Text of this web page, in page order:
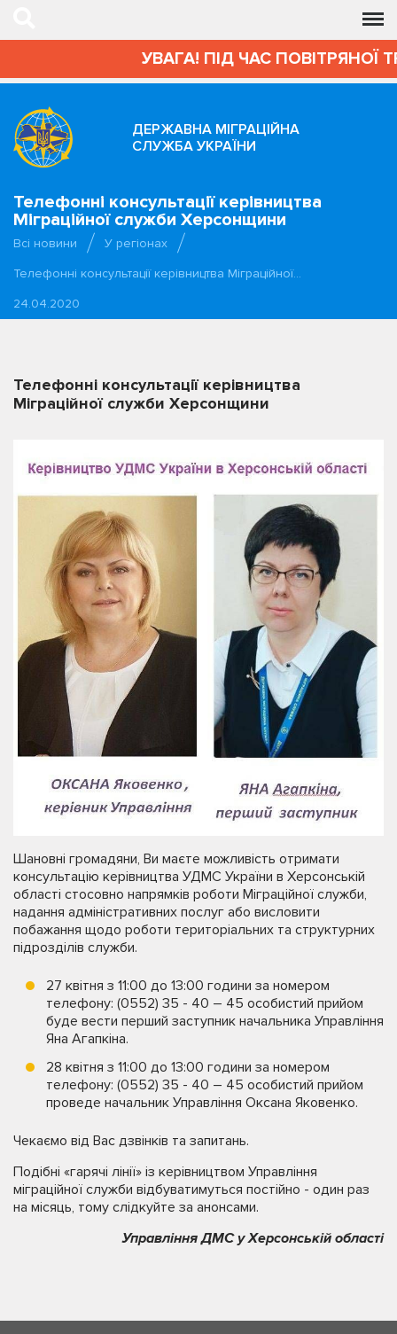
УВАГА! ПІД ЧАС ПОВІТРЯНОЇ
ДЕРЖАВНА МІГРАЦІЙНА
СЛУЖБА УКРАЇНИ
Телефонні консультації керівництва
Міграційної служби Херсонщини
Всі новини
У регіонах
Телефонні консультації керівництва Міграційної…
24.04.2020
Телефонні консультації керівництва
Міграційної служби Херсонщини
Шановні громадяни, Ви маєте можливість отримати
консультацію керівництва УДМС України в Херсонській
області стосовно напрямків роботи Міграційної служби,
надання адміністративних послуг або висловити
побажання щодо роботи територіальних та структурних
підрозділів служби.
27 квітня з 11:00 до 13:00 години за номером
телефону: (0552) 35 - 40 – 45 особистий прийом
буде вести перший заступник начальника Управління
Яна Агапкіна.
28 квітня з 11:00 до 13:00 години за номером
телефону: (0552) 35 - 40 – 45 особистий прийом
проведе начальник Управління Оксана Яковенко.
Чекаємо від Вас дзвінків та запитань.
Подібні «гарячі лінії» із керівництвом Управління
міграційної служби відбуватимуться постійно - один раз
на місяць, тому слідкуйте за анонсами.
Управління ДМС у Херсонській області